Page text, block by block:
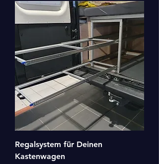
Regalsystem für Deinen
Kastenwagen